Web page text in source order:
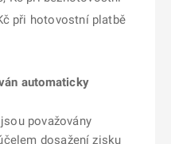
při hotovostní platbě
automaticky
považovány
dosažení zisku